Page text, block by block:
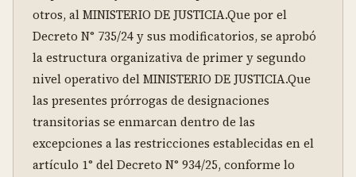
otros, al MINISTERIO DE JUSTICIA.Que por el
Decreto N° 735/24 y sus modificatorios, se aprobó
la estructura organizativa de primer y segundo
nivel operativo del MINISTERIO DE JUSTICIA.Que
las presentes prórrogas de designaciones
transitorias se enmarcan dentro de las
excepciones a las restricciones establecidas en el
artículo 1° del Decreto N° 934/25, conforme lo